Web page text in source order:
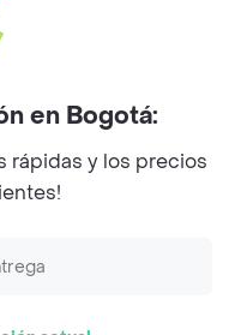
Instagram
reserved.
en Bogotá:
rápidas y los precios